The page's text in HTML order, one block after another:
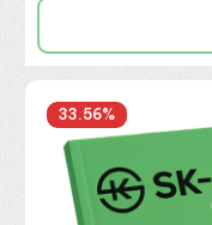
33.56%